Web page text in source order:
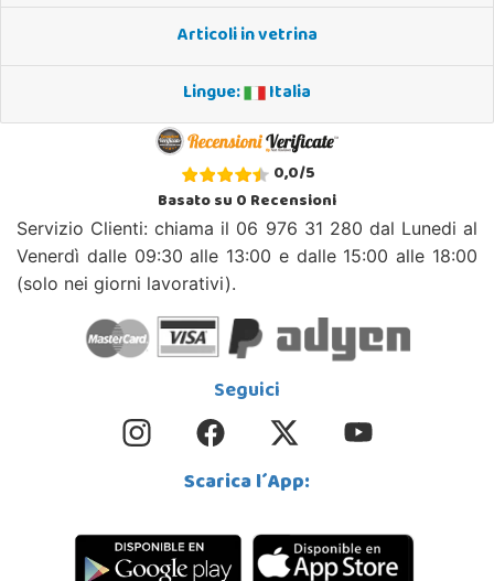
Articoli in vetrina
Lingue:
Italia
0,0/5
Basato su0Recensioni
Servizio Clienti: chiama il 06 976 31 280 dal Lunedi al
Venerdì dalle 09:30 alle 13:00 e dalle 15:00 alle 18:00
(solo nei giorni lavorativi).
Seguici
Scarica l´App: